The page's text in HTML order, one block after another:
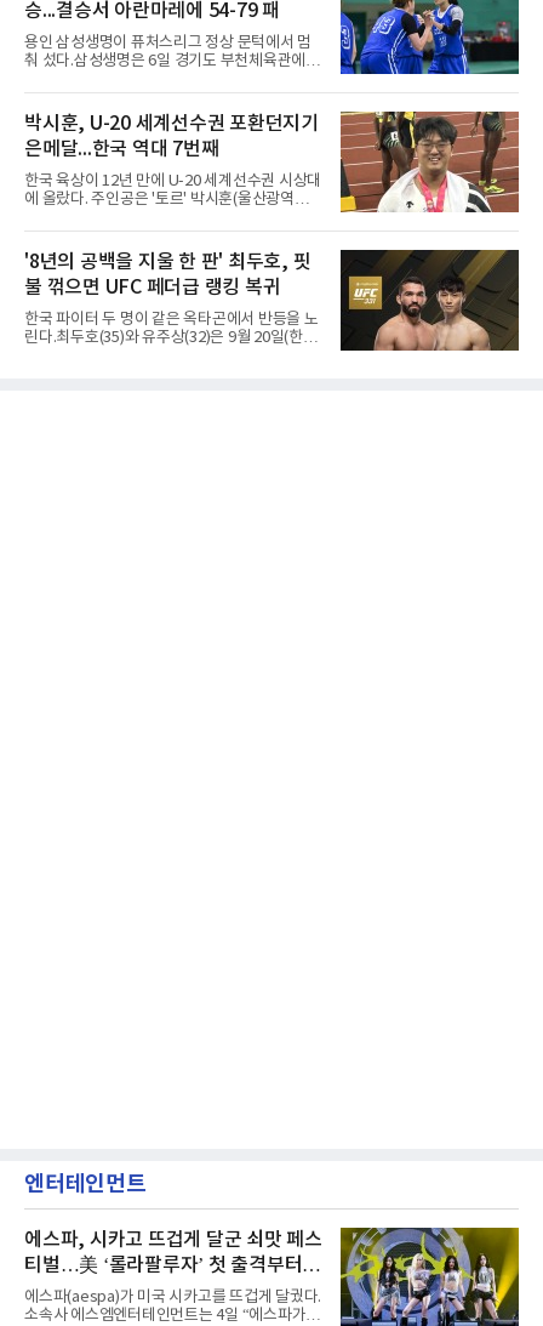
이 19점을 올리는 등 삼각편대의 고른 활약이 승
리를 이끌었다.경복고는 경기 초반부터 박지오
와 김호원의 내·외곽포가 고르게 터지며 주도권
을 잡았다. 전반을 40-34로 앞선 경복고는 후반
다.B조에서는 용산고가 안양고를 98-71로 꺾고
대회 2연승을 달렸다.한편 남중
승...결승서 아란마레에 54-79 패
용인 삼성생명이 퓨처스리그 정상 문턱에서 멈
춰 섰다.삼성생명은 6일 경기도 부천체육관에서
서 일본여자프로농구 2부 리그 아란마레에 54-
79로 졌다. 이다연이 14점을 넣었으나 20점 9리
바운드를 기록한 바이 쿰바 디야산을 앞세운 상
대를 넘지 못했다.이번 대회에 처음 출전한 아란
마레는 조별리그부터 결승까지 6전 전승을 거뒀
고, 디야산이 최우수선수(MVP)로 뽑혔다.
박시훈, U-20 세계선수권 포환던지기
은메달...한국 역대 7번째
한국 육상이 12년 만에 U-20 세계선수권 시상대
에 올랐다. 주인공은 '토르' 박시훈(울산광역시)
진 헤이워드 필드에서 열린 세계육상연맹(WA)
20세 이하 세계선수권 남자 포환던지기 결선에
서 20.31ｍ를 던져 2위에 올랐다. 우승자 알레산
드로 보르헤스(브라질)와는 4㎝ 차이였다.기록
의 의미는 크다. 1986년 시작된 이 대회에서 한
국이 따낸 메달은 은 1개와 동 5개뿐이다. 1992
년 이진일(800ｍ)의 은메달 이후 박재홍, 박재
'8년의 공백을 지울 한 판' 최두호, 핏
불 꺾으면 UFC 페더급 랭킹 복귀
한국 파이터 두 명이 같은 옥타곤에서 반등을 노
린다.최두호(35)와 유주상(32)은 9월 20일(한국
엔터테인먼트
에스파, 시카고 뜨겁게 달군 쇠맛 페스
티벌…美 ‘롤라팔루자’ 첫 출격부터
증명한 존재감
에스파(aespa)가 미국 시카고를 뜨겁게 달궜다.
소속사 에스엠엔터테인먼트는 4일 “에스파가